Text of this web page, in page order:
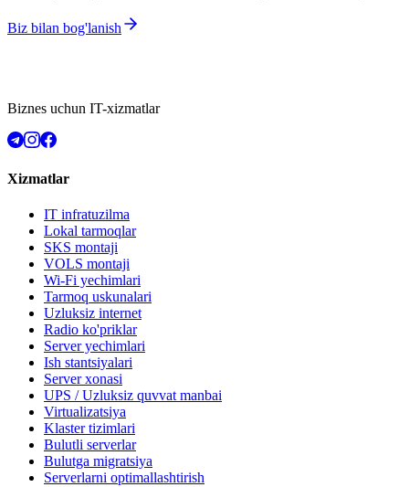
Biz bilan bog'lanish
Biznes uchun IT-xizmatlar
Xizmatlar
IT infratuzilma
Lokal tarmoqlar
SKS montaji
VOLS montaji
Wi-Fi yechimlari
Tarmoq uskunalari
Uzluksiz internet
Radio ko'priklar
Server yechimlari
Ish stantsiyalari
Server xonasi
UPS / Uzluksiz quvvat manbai
Virtualizatsiya
Klaster tizimlari
Bulutli serverlar
Bulutga migratsiya
Serverlarni optimallashtirish